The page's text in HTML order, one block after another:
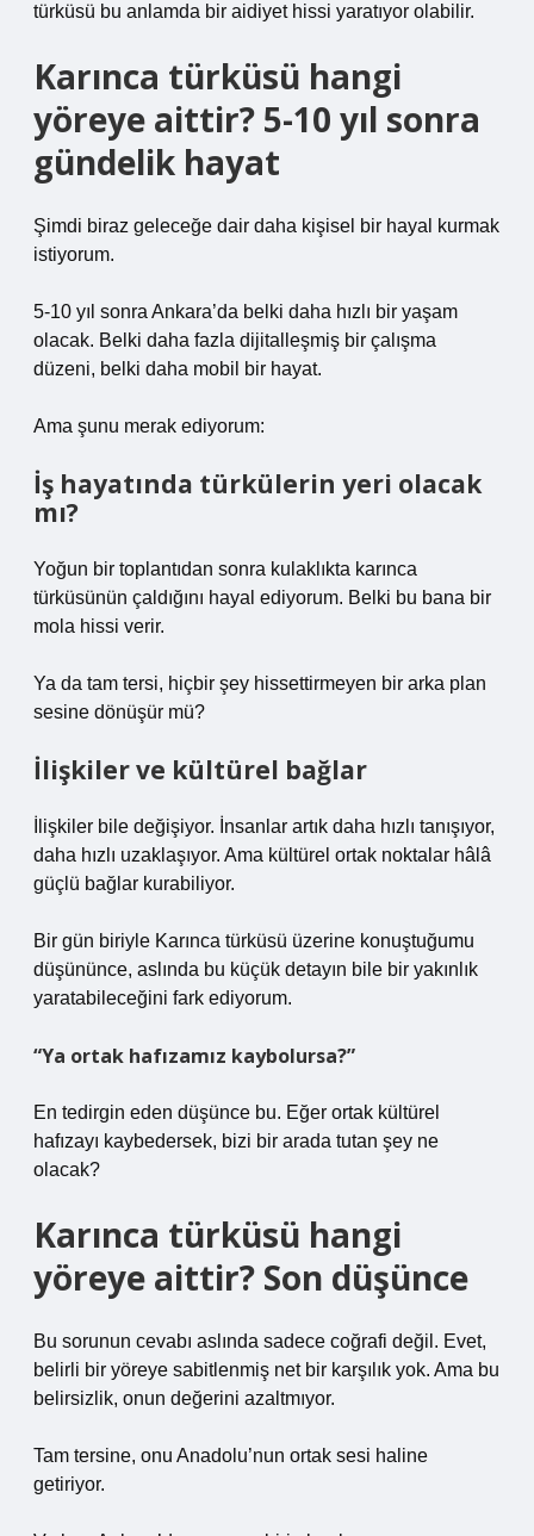
türküsü bu anlamda bir aidiyet hissi yaratıyor olabilir.
Karınca türküsü hangi
yöreye aittir? 5-10 yıl sonra
gündelik hayat
Şimdi biraz geleceğe dair daha kişisel bir hayal kurmak
istiyorum.
5-10 yıl sonra Ankara’da belki daha hızlı bir yaşam
olacak. Belki daha fazla dijitalleşmiş bir çalışma
düzeni, belki daha mobil bir hayat.
Ama şunu merak ediyorum:
İş hayatında türkülerin yeri olacak
mı?
Yoğun bir toplantıdan sonra kulaklıkta karınca
türküsünün çaldığını hayal ediyorum. Belki bu bana bir
mola hissi verir.
Ya da tam tersi, hiçbir şey hissettirmeyen bir arka plan
sesine dönüşür mü?
İlişkiler ve kültürel bağlar
İlişkiler bile değişiyor. İnsanlar artık daha hızlı tanışıyor,
daha hızlı uzaklaşıyor. Ama kültürel ortak noktalar hâlâ
güçlü bağlar kurabiliyor.
Bir gün biriyle Karınca türküsü üzerine konuştuğumu
düşününce, aslında bu küçük detayın bile bir yakınlık
yaratabileceğini fark ediyorum.
“Ya ortak hafızamız kaybolursa?”
En tedirgin eden düşünce bu. Eğer ortak kültürel
hafızayı kaybedersek, bizi bir arada tutan şey ne
olacak?
Karınca türküsü hangi
yöreye aittir? Son düşünce
Bu sorunun cevabı aslında sadece coğrafi değil. Evet,
belirli bir yöreye sabitlenmiş net bir karşılık yok. Ama bu
belirsizlik, onun değerini azaltmıyor.
Tam tersine, onu Anadolu’nun ortak sesi haline
getiriyor.